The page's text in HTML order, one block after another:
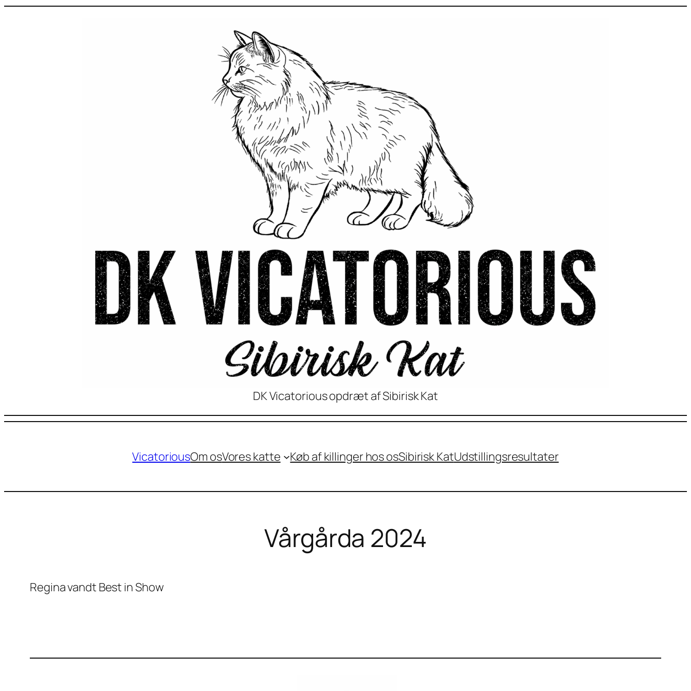
DK Vicatorious opdræt af Sibirisk Kat
VicatoriousOm osVores katte Køb af killinger hos osSibirisk KatUdstillingsresultater
Vårgårda 2024
Regina vandt Best in Show